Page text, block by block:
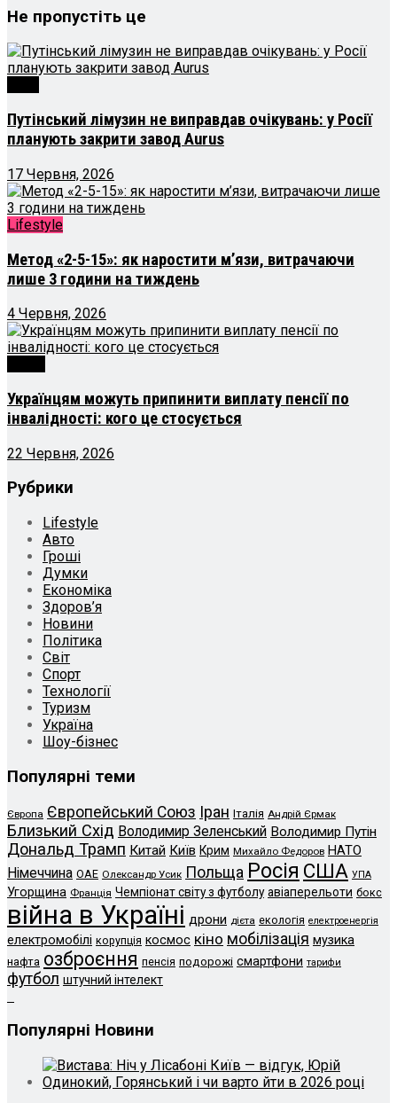
Не пропустіть це
Путінський лімузин не виправдав очікувань: у Росії
планують закрити завод Aurus
17 Червня, 2026
Lifestyle
Метод «2-5-15»: як наростити м’язи, витрачаючи
лише 3 години на тиждень
4 Червня, 2026
Українцям можуть припинити виплату пенсії по
інвалідності: кого це стосується
22 Червня, 2026
Рубрики
Lifestyle
Авто
Гроші
Думки
Економіка
Здоров’я
Новини
Політика
Світ
Спорт
Технології
Туризм
Україна
Шоу-бізнес
Популярні теми
Європа Європейський Союз Іран Італія Андрій Єрмак
Близький Схід Володимир Зеленський Володимир Путін
Дональд Трамп Китай Київ Крим Михайло Федоров НАТО
Німеччина ОАЕ Олександр Усик Польща Росія США УПА
Угорщина Франція Чемпіонат світу з футболу авіаперельоти бокс
війна в Україні дрони дієта екологія електроенергія
електромобілі корупція космос кіно мобілізація музика
нафта озброєння пенсія подорожі смартфони тарифи
футбол штучний інтелект
Популярні Новини